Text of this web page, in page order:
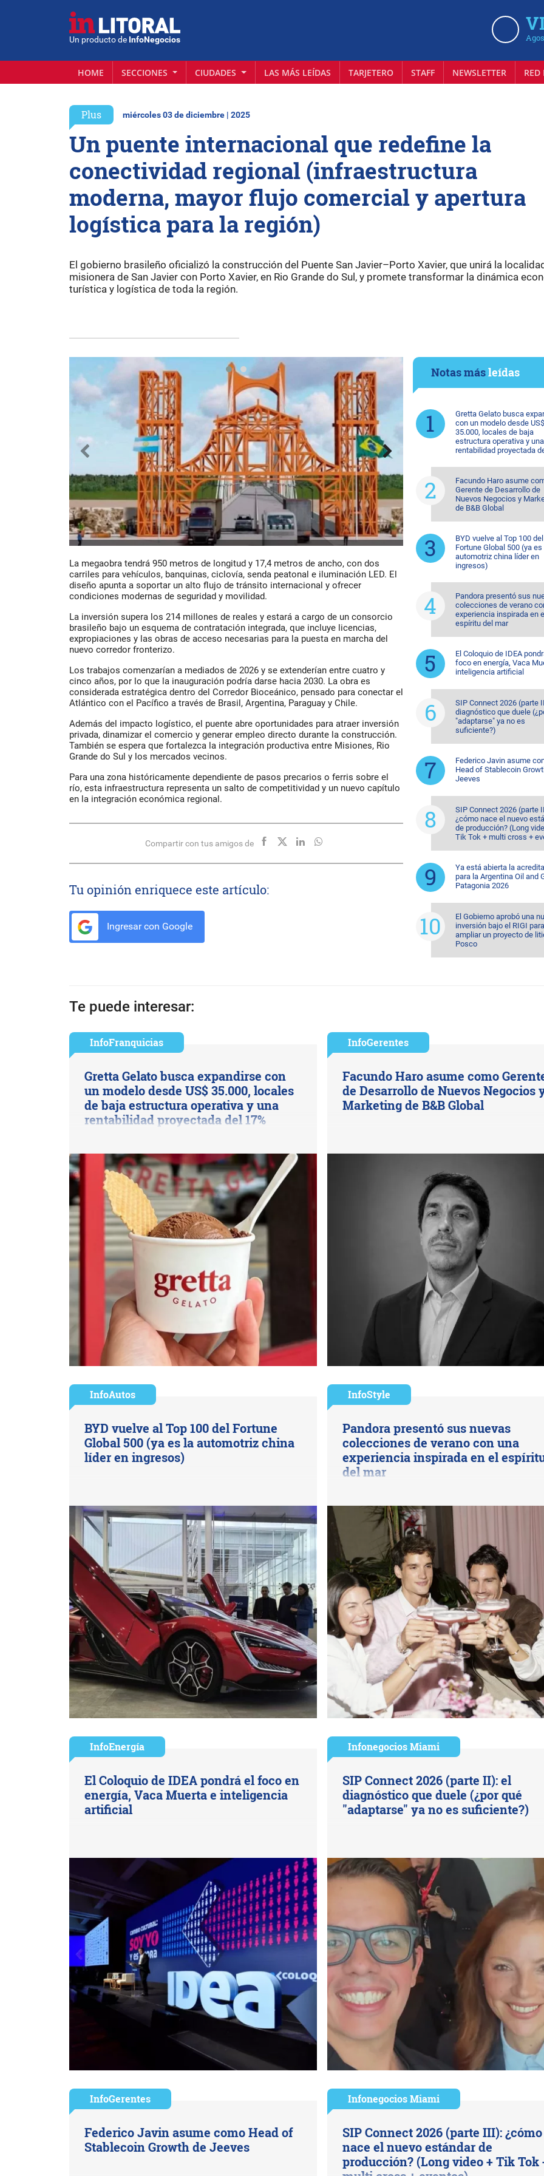
Un producto de InfoNegocios
HOME SECCIONES CIUDADES LAS MÁS LEÍDAS TARJETERO STAFF NEWSLETTER
Plus miércoles 03 de diciembre | 2025
Un puente internacional que redefine la
conectividad regional (infraestructura
moderna, mayor flujo comercial y apertura
logística para la región)
El gobierno brasileño oficializó la construcción del Puente San Javier–Porto Xavier, que unirá la
misionera de San Javier con Porto Xavier, en Rio Grande do Sul, y promete transformar la dinámica
turística y logística de toda la región.
La megaobra tendrá 950 metros de longitud y 17,4 metros de ancho, con dos
carriles para vehículos, banquinas, ciclovía, senda peatonal e iluminación LED. El
diseño apunta a soportar un alto flujo de tránsito internacional y ofrecer
condiciones modernas de seguridad y movilidad.
La inversión supera los 214 millones de reales y estará a cargo de un consorcio
brasileño bajo un esquema de contratación integrada, que incluye licencias,
expropiaciones y las obras de acceso necesarias para la puesta en marcha del
nuevo corredor fronterizo.
Los trabajos comenzarían a mediados de 2026 y se extenderían entre cuatro y
cinco años, por lo que la inauguración podría darse hacia 2030. La obra es
considerada estratégica dentro del Corredor Bioceánico, pensado para conectar el
Atlántico con el Pacífico a través de Brasil, Argentina, Paraguay y Chile.
Además del impacto logístico, el puente abre oportunidades para atraer inversión
privada, dinamizar el comercio y generar empleo directo durante la construcción.
También se espera que fortalezca la integración productiva entre Misiones, Rio
Grande do Sul y los mercados vecinos.
Para una zona históricamente dependiente de pasos precarios o ferris sobre el
río, esta infraestructura representa un salto de competitividad y un nuevo capítulo
en la integración económica regional.
Compartir con tus amigos de
Tu opinión enriquece este artículo:
Ingresar con Google
Notas másleídas
Gretta Gelato busca
con un modelo desde US$
35.000, locales de baja
estructura operativa y una
rentabilidad proyectada
Facundo Haro asume
Gerente de Desarrollo de
Nuevos Negocios y
de B&B Global
BYD vuelve al Top 100 del
Fortune Global 500 (ya es
automotriz china líder en
ingresos)
Pandora presentó sus
colecciones de verano
experiencia inspirada en
espíritu del mar
El Coloquio de IDEA
foco en energía, Vaca
inteligencia artificial
SIP Connect 2026 (parte
diagnóstico que duele
"adaptarse" ya no es
suficiente?)
Federico Javin asume
Head of Stablecoin
Jeeves
SIP Connect 2026 (parte
¿cómo nace el nuevo
de producción? (Long
Tik Tok + multi cross +
Ya está abierta la
para la Argentina Oil and
Patagonia 2026
El Gobierno aprobó una
inversión bajo el RIGI para
ampliar un proyecto de
Posco
Te puede interesar:
InfoFranquicias
Gretta Gelato busca expandirse con
un modelo desde US$ 35.000, locales
de baja estructura operativa y una
rentabilidad proyectada del 17%
InfoGerentes
Facundo Haro asume como
de Desarrollo de Nuevos Negocios
Marketing de B&B Global
InfoAutos
BYD vuelve al Top 100 del Fortune
Global 500 (ya es la automotriz china
líder en ingresos)
InfoStyle
Pandora presentó sus nuevas
colecciones de verano con una
experiencia inspirada en el
del mar
InfoEnergía
El Coloquio de IDEA pondrá el foco en
energía, Vaca Muerta e inteligencia
artificial
Infonegocios Miami
SIP Connect 2026 (parte II): el
diagnóstico que duele (¿por qué
"adaptarse" ya no es suficiente?)
InfoGerentes
Federico Javin asume como Head of
Stablecoin Growth de Jeeves
Infonegocios Miami
SIP Connect 2026 (parte III): ¿cómo
nace el nuevo estándar de
producción? (Long video + Tik Tok